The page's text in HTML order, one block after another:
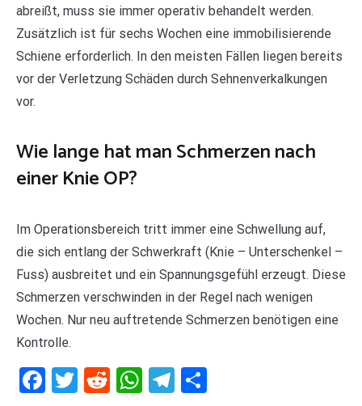
abreißt, muss sie immer operativ behandelt werden.
Zusätzlich ist für sechs Wochen eine immobilisierende
Schiene erforderlich. In den meisten Fällen liegen bereits
vor der Verletzung Schäden durch Sehnenverkalkungen
vor.
Wie lange hat man Schmerzen nach
einer Knie OP?
Im Operationsbereich tritt immer eine Schwellung auf,
die sich entlang der Schwerkraft (Knie – Unterschenkel –
Fuss) ausbreitet und ein Spannungsgefühl erzeugt. Diese
Schmerzen verschwinden in der Regel nach wenigen
Wochen. Nur neu auftretende Schmerzen benötigen eine
Kontrolle.
Facebook
Twitter
RedditWhatsApp
Telegram